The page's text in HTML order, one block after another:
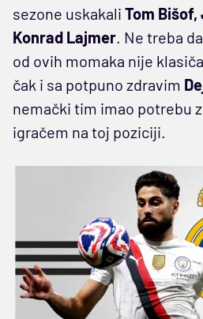
sezone uskakali Tom
Konrad Lajmer. Ne treba
od ovih momaka nije
čak i sa potpuno zdravim
nemački tim imao potrebu
igračem na toj poziciji.